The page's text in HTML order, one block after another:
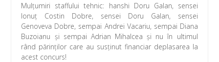
Mulțumiri staffului tehnic: hanshi Doru Galan, sensei
Ionuț Costin Dobre, sensei Doru Galan, sensei
Genoveva Dobre, sempai Andrei Vacariu, sempai Diana
Buzoianu și sempai Adrian Mihalcea și nu în ultimul
rând părinților care au susținut financiar deplasarea la
acest concurs!